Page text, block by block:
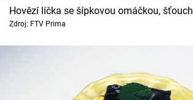
Hovězí líčka se šípkovou omáčkou,
Zdroj: FTV Prima